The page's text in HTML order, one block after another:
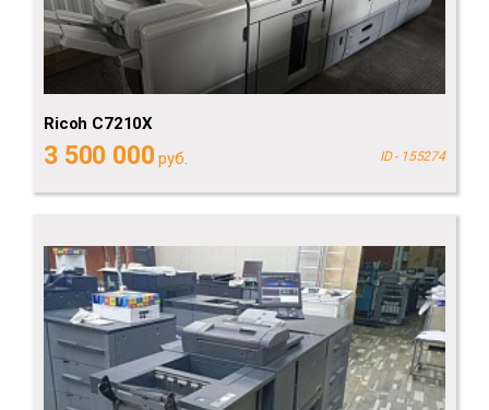
Ricoh C7210X
3 500 000 руб. ID - 155274